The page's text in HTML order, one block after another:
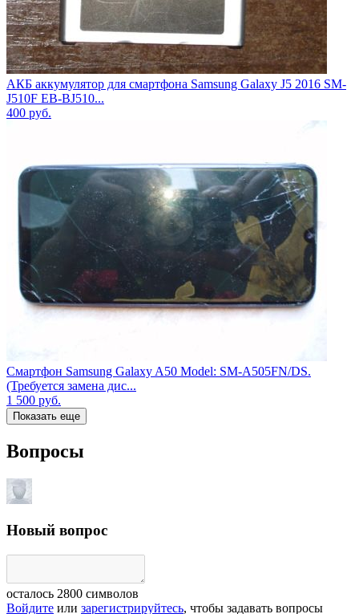
АКБ аккумулятор для смартфона Samsung Galaxy J5 2016 SM-
J510F EB-BJ510...
400 руб.
Смартфон Samsung Galaxy A50 Model: SM-A505FN/DS.
(Требуется замена дис...
1 500 руб.
Показать еще
Вопросы
Новый вопрос
осталось 2800 символов
Войдите или зарегистрируйтесь, чтобы задавать вопросы